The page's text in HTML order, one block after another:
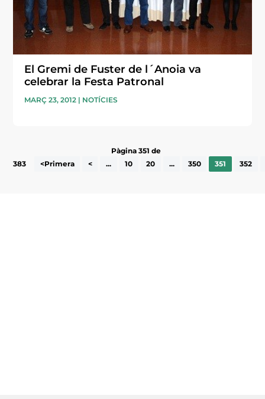
El Gremi de Fuster de l´Anoia va
celebrar la Festa Patronal
MARÇ 23, 2012 | NOTÍCIES
Pàgina 351 de
383
<Primera < ... 10 20 ... 350 351 352